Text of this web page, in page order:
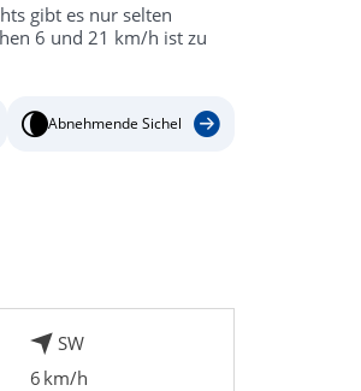
gibt es nur selten
6 und 21 km/h ist zu
Abnehmende Sichel
SW
6 km/h